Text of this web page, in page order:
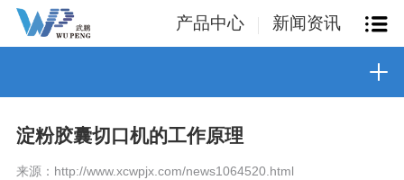
产品中心 新闻资讯
淀粉胶囊切口机的工作原理
来源：http://www.xcwpjx.com/news1064520.html